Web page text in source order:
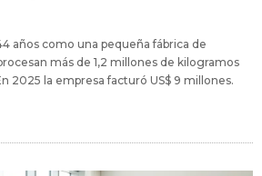
años como una pequeña fábrica de
más de 1,2 millones de kilogramos
2025 la empresa facturó US$ 9 millones.